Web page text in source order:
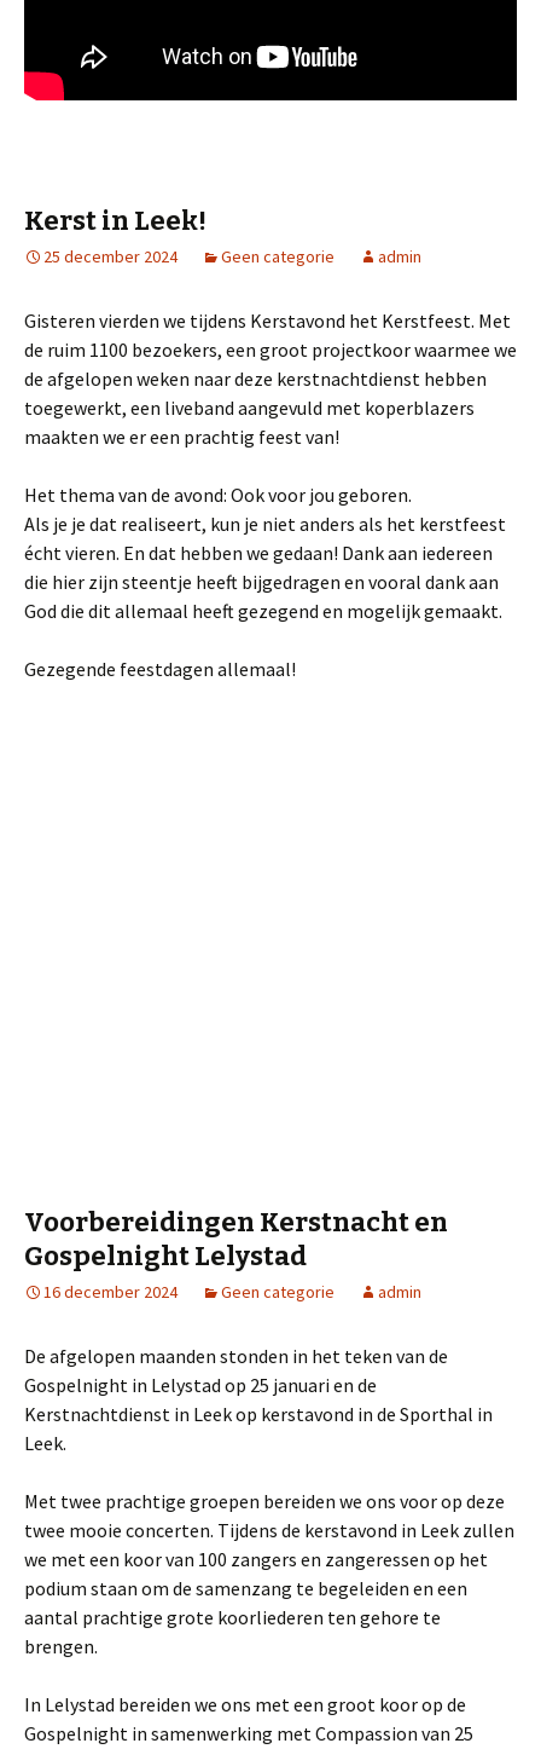
Kerst in Leek!
25 december 2024 Geen categorie admin
Gisteren vierden we tijdens Kerstavond het Kerstfeest. Met
de ruim 1100 bezoekers, een groot projectkoor waarmee we
de afgelopen weken naar deze kerstnachtdienst hebben
toegewerkt, een liveband aangevuld met koperblazers
maakten we er een prachtig feest van!
Het thema van de avond: Ook voor jou geboren.
Als je je dat realiseert, kun je niet anders als het kerstfeest
écht vieren. En dat hebben we gedaan! Dank aan iedereen
die hier zijn steentje heeft bijgedragen en vooral dank aan
God die dit allemaal heeft gezegend en mogelijk gemaakt.
Gezegende feestdagen allemaal!
Voorbereidingen Kerstnacht en
Gospelnight Lelystad
16 december 2024 Geen categorie admin
De afgelopen maanden stonden in het teken van de
Gospelnight in Lelystad op 25 januari en de
Kerstnachtdienst in Leek op kerstavond in de Sporthal in
Leek.
Met twee prachtige groepen bereiden we ons voor op deze
twee mooie concerten. Tijdens de kerstavond in Leek zullen
we met een koor van 100 zangers en zangeressen op het
podium staan om de samenzang te begeleiden en een
aantal prachtige grote koorliederen ten gehore te
brengen.
In Lelystad bereiden we ons met een groot koor op de
Gospelnight in samenwerking met Compassion van 25